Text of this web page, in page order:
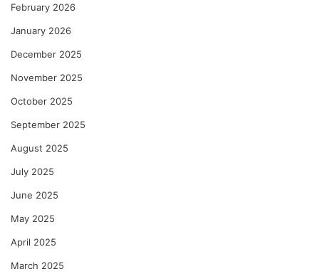
February 2026
January 2026
December 2025
November 2025
October 2025
September 2025
August 2025
July 2025
June 2025
May 2025
April 2025
March 2025